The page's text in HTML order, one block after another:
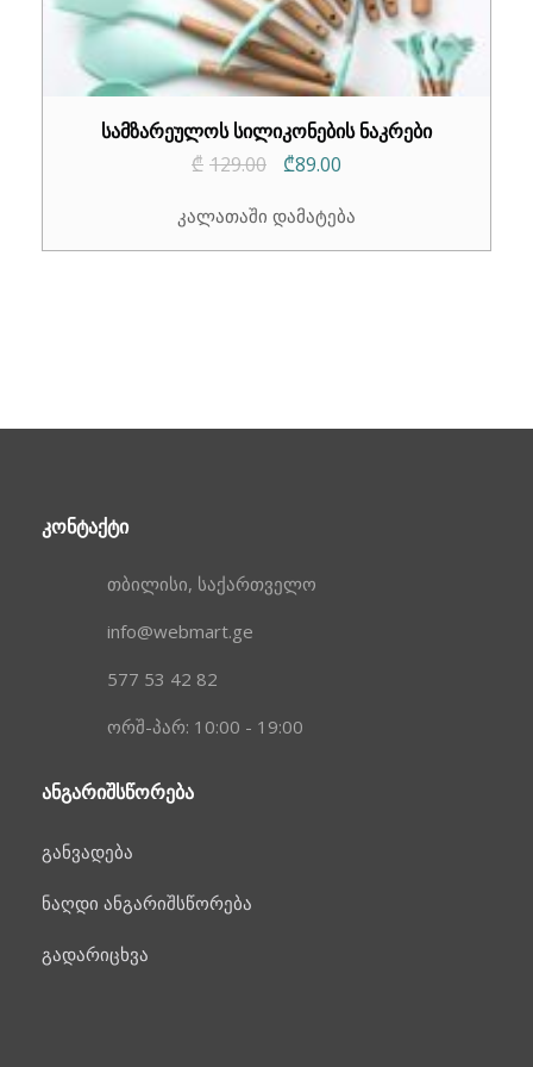
სამზარეულოს სილიკონების ნაკრები
₾ 129.00
Original
was:
₾89.00
is:
კალათაში დამატება
ᲙᲝᲜᲢᲐᲥᲢᲘ
თბილისი, საქართველო
info@webmart.ge
577 53 42 82
ორშ-პარ: 10:00 - 19:00
ᲐᲜᲒᲐᲠᲘᲨᲡᲬᲝᲠᲔᲑᲐ
განვადება
ნაღდი ანგარიშსწორება
გადარიცხვა